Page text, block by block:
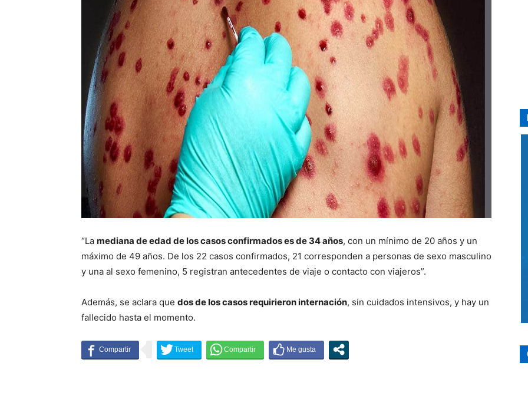
“La mediana de edad de los casos confirmados es de 34 años, con un mínimo de 20 años y un
máximo de 49 años. De los 22 casos confirmados, 21 corresponden a personas de sexo masculino
y una al sexo femenino, 5 registran antecedentes de viaje o contacto con viajeros”.
Además, se aclara que dos de los casos requirieron internación, sin cuidados intensivos, y hay un
fallecido hasta el momento.